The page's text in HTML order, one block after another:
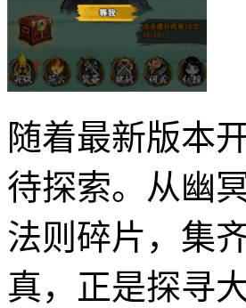
随着最新版本
待探索。从幽
法则碎片，集
真，正是探寻